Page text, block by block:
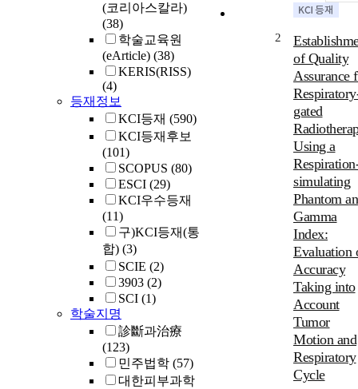
(코리아스칼라)
(38)
학술교육원
(eArticle) (38)
KERIS(RISS)
(4)
등재정보
KCI등재 (590)
KCI등재후보
(101)
SCOPUS (80)
ESCI (29)
KCI우수등재
(11)
구)KCI등재(통
합) (3)
SCIE (2)
3903 (2)
SCI (1)
학술지명
診斷과治療
(123)
민주법학 (57)
대한피부과학
2
of Quality
Assurance
gated
Using a
simulating
Phantom
Gamma
Index:
Evaluation
Accuracy
Taking into
Account
Tumor
Motion and
Respiratory
Cycle